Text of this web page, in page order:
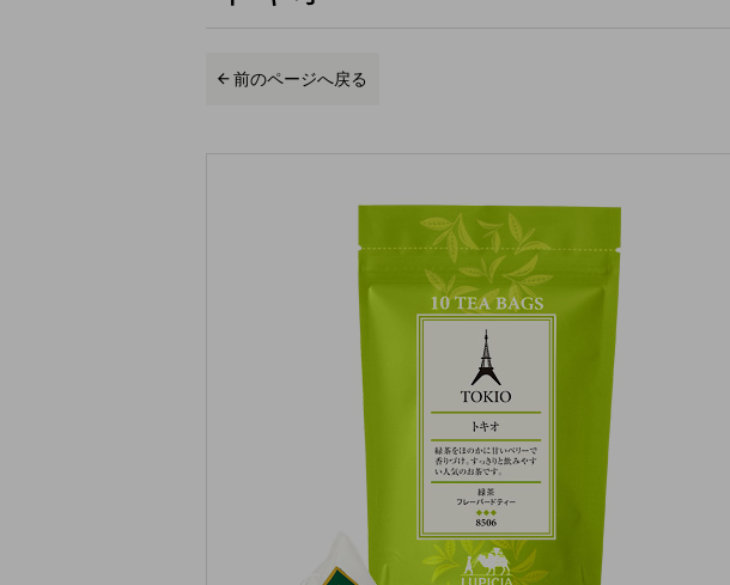
前のページへ戻る